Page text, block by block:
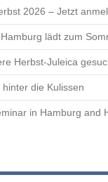
2026 – Jetzt
lädt zum
Herbst-Juleica
die Kulissen
in Hamburg and